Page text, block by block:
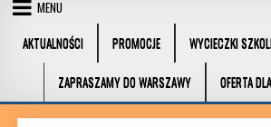
MENU
AKTUALNOŚCI
PROMOCJE WYCIECZKI
ZAPRASZAMY DO WARSZAWY OFERTA